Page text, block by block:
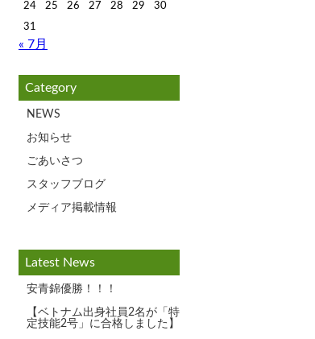
24
25 26 27 28 29
30
31
« 7月
Category
NEWS
お知らせ
ごあいさつ
スタッフブログ
メディア掲載情報
Latest News
安青錦優勝！！！
【ベトナム出身社員2名が「特
定技能2号」に合格しました】